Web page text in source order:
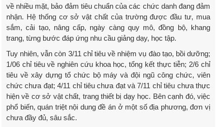
về nhiều mặt, bảo đảm tiêu chuẩn của các chức danh đang đảm
nhận. Hệ thống cơ sở vật chất của trường được đầu tư, mua
sắm, cải tạo, nâng cấp, ngày càng quy mô, đồng bộ, khang
trang, từng bước đáp ứng nhu cầu giảng dạy, học tập.
Tuy nhiên, vẫn còn 3/11 chỉ tiêu về nhiệm vụ đào tạo, bồi dưỡng;
1/06 chỉ tiêu về nghiên cứu khoa học, tổng kết thực tiễn; 2/6 chỉ
tiêu về xây dựng tổ chức bộ máy và đội ngũ công chức, viên
chức chưa đạt; 4/11 chỉ tiêu chưa đạt và 7/11 chỉ tiêu chưa thực
hiện về cơ sở vật chất, trang thiết bị dạy học. Bên cạnh đó, việc
phổ biến, quán triệt nội dung đề án ở một số địa phương, đơn vị
chưa đầy đủ, sâu sắc.